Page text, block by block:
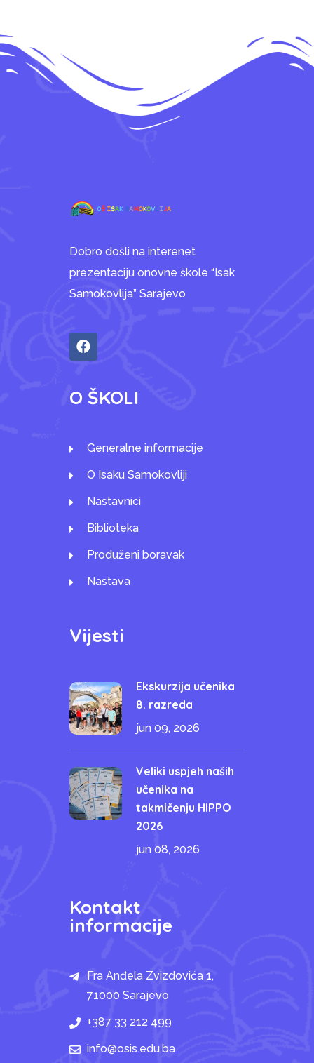
Dobro došli na interenet
prezentaciju onovne škole “Isak
Samokovlija” Sarajevo
O ŠKOLI
Generalne informacije
O Isaku Samokovliji
Nastavnici
Biblioteka
Produženi boravak
Nastava
Vijesti
Ekskurzija učenika
8. razreda
jun 09, 2026
Veliki uspjeh naših
učenika na
takmičenju HIPPO
2026
jun 08, 2026
Kontakt
informacije
Fra Anđela Zvizdovića 1,
71000 Sarajevo
+387 33 212 499
info@osis.edu.ba